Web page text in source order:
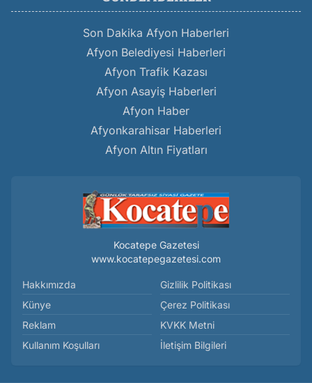
Son Dakika Afyon Haberleri
Afyon Belediyesi Haberleri
Afyon Trafik Kazası
Afyon Asayiş Haberleri
Afyon Haber
Afyonkarahisar Haberleri
Afyon Altın Fiyatları
Kocatepe Gazetesi
www.kocatepegazetesi.com
Hakkımızda
Künye
Reklam
Kullanım Koşulları
Gizlilik Politikası
Çerez Politikası
KVKK Metni
İletişim Bilgileri